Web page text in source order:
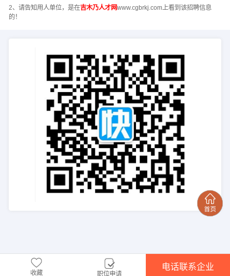
2、请告知用人单位，是在吉木乃人才网www.cgbrkj.com上看到该招聘信息
的！
收藏 职位申请
电话联系企业